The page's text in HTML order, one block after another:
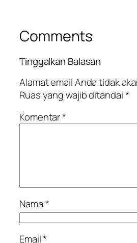
Comments
Tinggalkan Balasan
Alamat email Anda tidak
Ruas yang wajib ditandai*
Komentar*
Nama*
Email*